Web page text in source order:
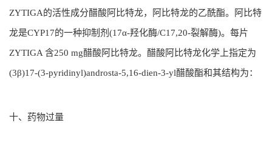
ZYTIGA的活性成分醋酸阿比特龙，阿比特龙的乙酰酯。阿比特
龙是CYP17的一种抑制剂(17α-羟化酶/C17,20-裂解酶)。每片
ZYTIGA 含250 mg醋酸阿比特龙。醋酸阿比特龙化学上指定为
(3β)17-(3-pyridinyl)androsta-5,16-dien-3-yl醋酸酯和其结构为：
十、药物过量